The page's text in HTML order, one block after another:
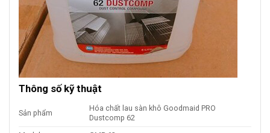
Thông số kỹ thuật
Sản phẩm
Hóa chất lau sàn khô Goodmaid PRO
Dustcomp 62